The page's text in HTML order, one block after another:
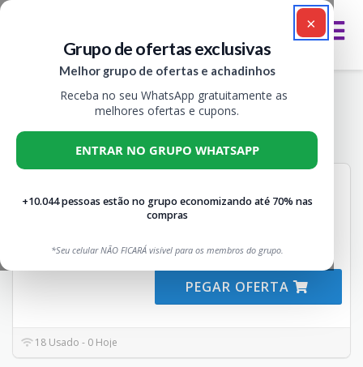
×
Grupo de ofertas exclusivas
Melhor grupo de ofertas e achadinhos
Receba no seu WhatsApp gratuitamente as
melhores ofertas e cupons.
ENTRAR NO GRUPO WHATSAPP
+10.044 pessoas estão no grupo economizando até 70% nas
compras
*Seu celular NÃO FICARÁ visível para os membros do grupo.
Cupons & Promoções Dafiti
Todos 3
CUPOM
DEAL Não expira
Cupons Dafiti válidos hoje
Dafiti...Mais
PEGAR OFERTA
18 Usado - 0 Hoje